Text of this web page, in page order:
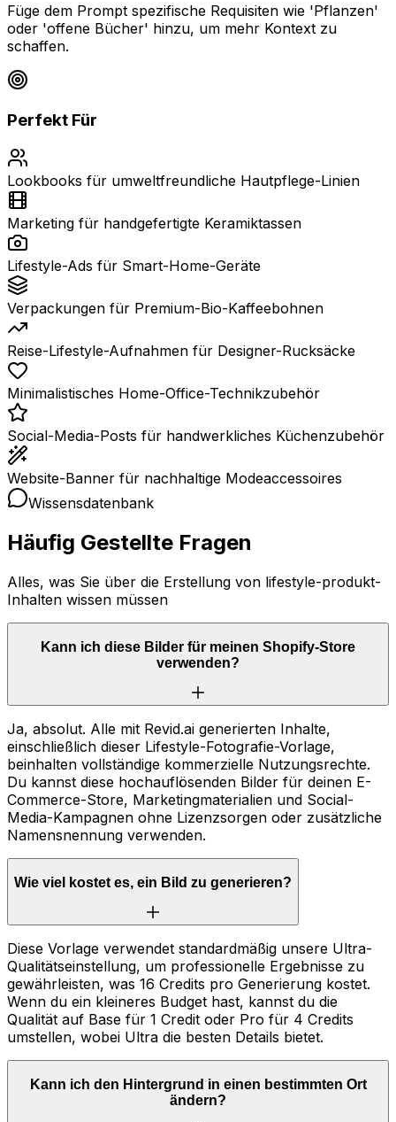
Füge dem Prompt spezifische Requisiten wie 'Pflanzen'
oder 'offene Bücher' hinzu, um mehr Kontext zu
schaffen.
Perfekt Für
Lookbooks für umweltfreundliche Hautpflege-Linien
Marketing für handgefertigte Keramiktassen
Lifestyle-Ads für Smart-Home-Geräte
Verpackungen für Premium-Bio-Kaffeebohnen
Reise-Lifestyle-Aufnahmen für Designer-Rucksäcke
Minimalistisches Home-Office-Technikzubehör
Social-Media-Posts für handwerkliches Küchenzubehör
Website-Banner für nachhaltige Modeaccessoires
Wissensdatenbank
Häufig Gestellte Fragen
Alles, was Sie über die Erstellung von lifestyle-produkt-
Inhalten wissen müssen
Kann ich diese Bilder für meinen Shopify-Store
verwenden?
Ja, absolut. Alle mit Revid.ai generierten Inhalte,
einschließlich dieser Lifestyle-Fotografie-Vorlage,
beinhalten vollständige kommerzielle Nutzungsrechte.
Du kannst diese hochauflösenden Bilder für deinen E-
Commerce-Store, Marketingmaterialien und Social-
Media-Kampagnen ohne Lizenzsorgen oder zusätzliche
Namensnennung verwenden.
Wie viel kostet es, ein Bild zu generieren?
Diese Vorlage verwendet standardmäßig unsere Ultra-
Qualitätseinstellung, um professionelle Ergebnisse zu
gewährleisten, was 16 Credits pro Generierung kostet.
Wenn du ein kleineres Budget hast, kannst du die
Qualität auf Base für 1 Credit oder Pro für 4 Credits
umstellen, wobei Ultra die besten Details bietet.
Kann ich den Hintergrund in einen bestimmten Ort
ändern?